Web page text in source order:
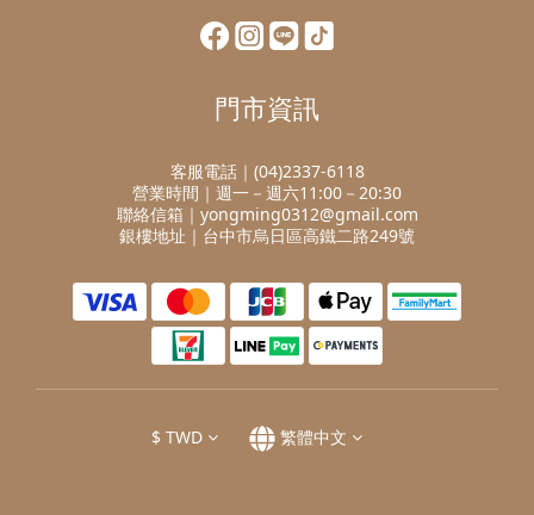
門市資訊
客服電話｜(04)2337-6118
營業時間｜週一－週六11:00－20:30
聯絡信箱｜yongming0312@gmail.com
銀樓地址｜台中市烏日區高鐵二路249號
$ TWD 繁體中文